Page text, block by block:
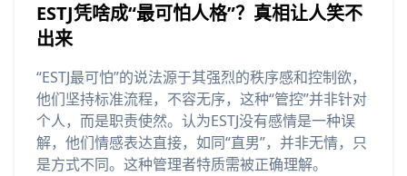
ESTJ凭啥成“最可怕人格”？真相让人笑不
出来
“ESTJ最可怕”的说法源于其强烈的秩序感和控制欲，
他们坚持标准流程，不容无序，这种“管控”并非针对
个人，而是职责使然。认为ESTJ没有感情是一种误
解，他们情感表达直接，如同“直男”，并非无情，只
是方式不同。这种管理者特质需被正确理解。